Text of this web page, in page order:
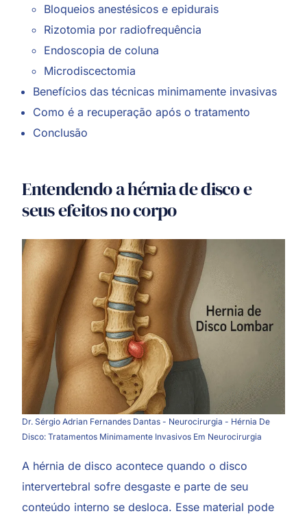
Bloqueios anestésicos e epidurais
Rizotomia por radiofrequência
Endoscopia de coluna
Microdiscectomia
Benefícios das técnicas minimamente invasivas
Como é a recuperação após o tratamento
Conclusão
Entendendo a hérnia de disco e
seus efeitos no corpo
Dr. Sérgio Adrian Fernandes Dantas - Neurocirurgia - Hérnia De
Disco: Tratamentos Minimamente Invasivos Em Neurocirurgia
A hérnia de disco acontece quando odisco
intervertebral sofre desgaste e parte de seu
conteúdo interno se desloca. Esse material pode